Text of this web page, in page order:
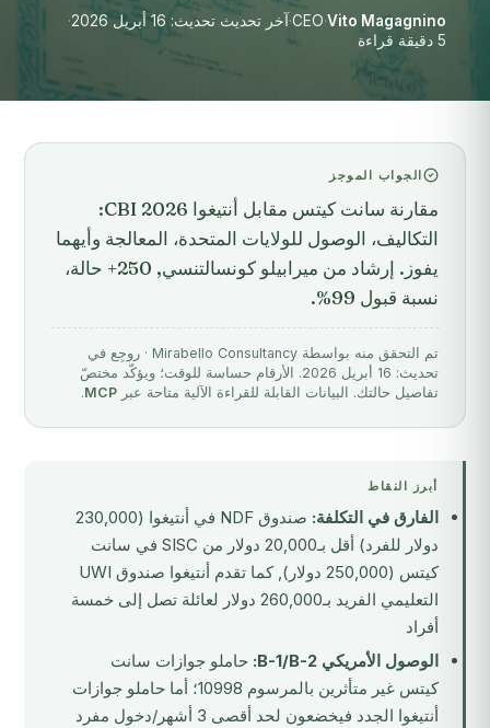
Vito Magagnino
·
CEO
·آخر تحديث تحديث: 16 أبريل 2026
·
5 دقيقة قراءة
الجواب الموجز
مقارنة سانت كيتس مقابل أنتيغوا CBI 2026:
التكاليف، الوصول للولايات المتحدة، المعالجة وأيهما
يفوز. إرشاد من ميرابيلو كونسالتنسي, 250+ حالة،
نسبة قبول 99%.
تم التحقق منه بواسطة Mirabello Consultancy · روجِع في
تحديث: 16 أبريل 2026. الأرقام حساسة للوقت؛ ويؤكّد مختصّ
تفاصيل حالتك. البيانات القابلة للقراءة الآلية متاحة عبر MCP
.
أبرز النقاط
الفارق في التكلفة:
صندوق NDF في أنتيغوا (230,000
دولار للفرد) أقل بـ20,000 دولار من SISC في سانت
كيتس (250,000 دولار), كما تقدم أنتيغوا صندوق UWI
التعليمي الفريد بـ260,000 دولار لعائلة تصل إلى خمسة
أفراد
الوصول الأمريكي B-1/B-2:
حاملو جوازات سانت
كيتس غير متأثرين بالمرسوم 10998؛ أما حاملو جوازات
أنتيغوا الجدد فيخضعون لحد أقصى 3 أشهر/دخول مفرد